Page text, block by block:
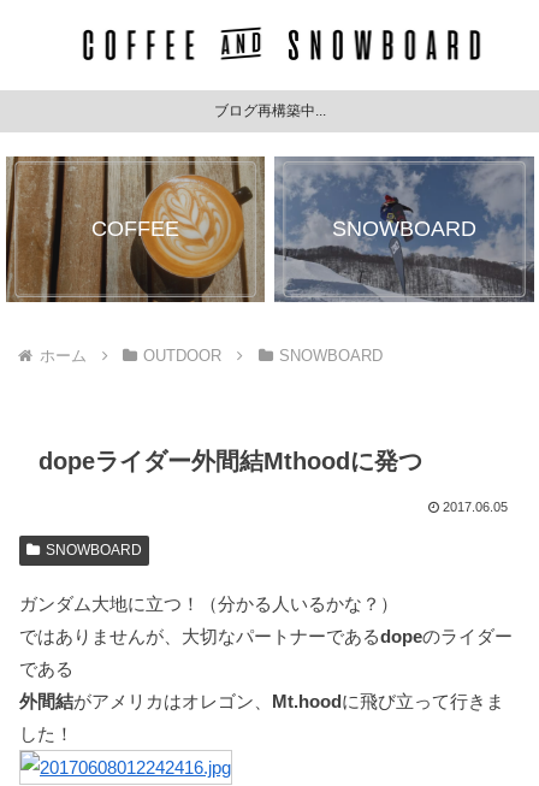
ブログ再構築中...
COFFEE SNOWBOARD
ホーム OUTDOOR SNOWBOARD
dopeライダー外間結Mthoodに発つ
2017.06.05
SNOWBOARD
ガンダム大地に立つ！（分かる人いるかな？）
ではありませんが、大切なパートナーであるdopeのライダー
である
外間結がアメリカはオレゴン、 Mt.hoodに飛び立って行きま
した！